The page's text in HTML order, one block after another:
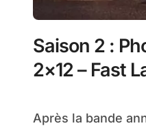
Saison 2 :
2×12 – Fast
Après la bande annonce de l’épisode 2×12